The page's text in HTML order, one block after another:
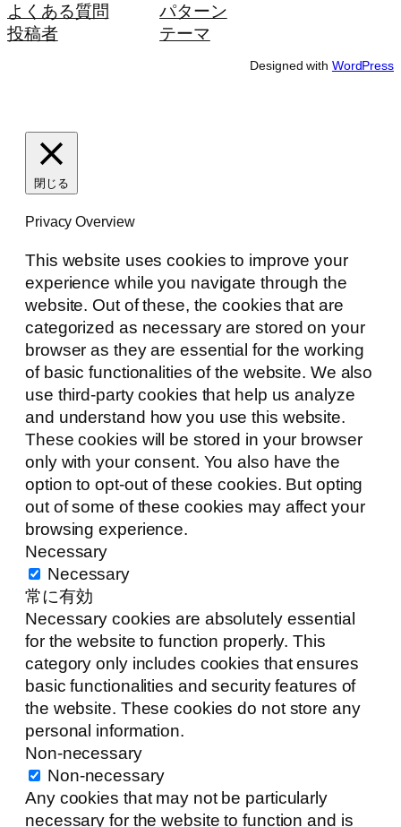
よくある質問
投稿者
パターン
テーマ
Designed with WordPress
閉じる
Privacy Overview
This website uses cookies to improve your
experience while you navigate through the
website. Out of these, the cookies that are
categorized as necessary are stored on your
browser as they are essential for the working
of basic functionalities of the website. We also
use third-party cookies that help us analyze
and understand how you use this website.
These cookies will be stored in your browser
only with your consent. You also have the
option to opt-out of these cookies. But opting
out of some of these cookies may affect your
browsing experience.
Necessary
Necessary
常に有効
Necessary cookies are absolutely essential
for the website to function properly. This
category only includes cookies that ensures
basic functionalities and security features of
the website. These cookies do not store any
personal information.
Non-necessary
Non-necessary
Any cookies that may not be particularly
necessary for the website to function and is